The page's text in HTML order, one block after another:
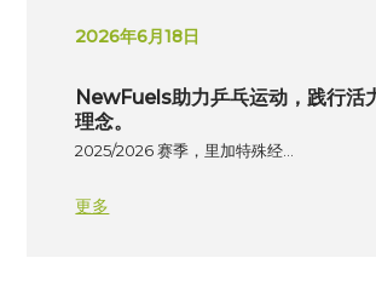
2026年6月18日
NewFuels助力乒乓运动，践行活
理念。
2025/2026 赛季，里加特殊经…
更多